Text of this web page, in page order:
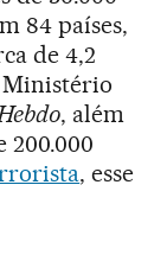
84 países,
de 4,2
Ministério
, além
200.000
, esse